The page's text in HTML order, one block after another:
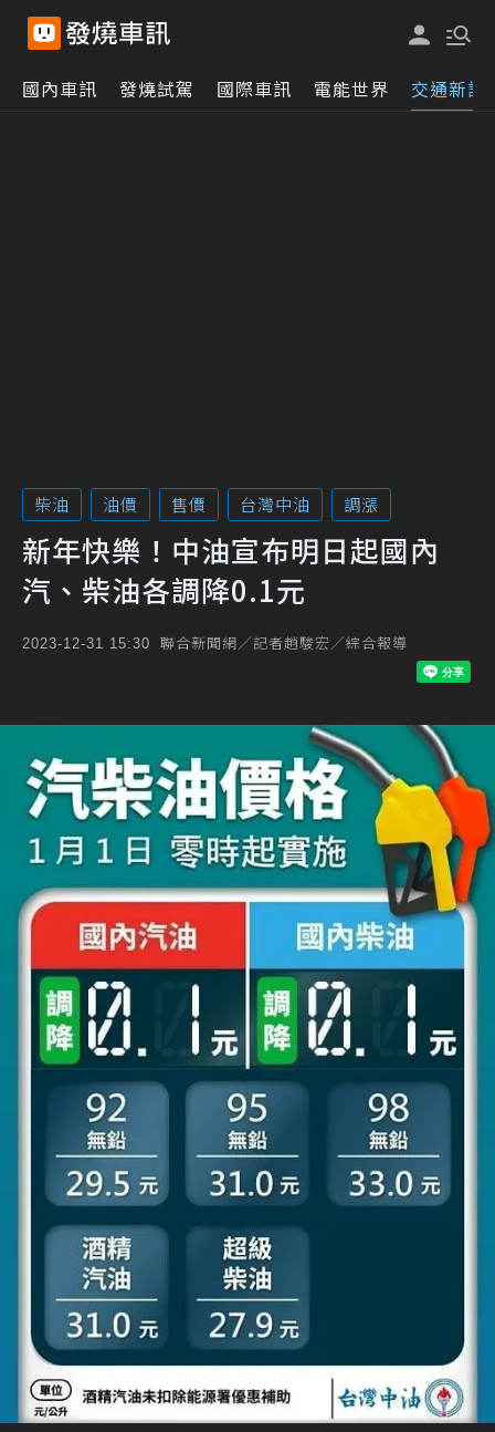
國內車訊 發燒試駕 國際車訊 電能世界 交通新訊
柴油 油價 售價 台灣中油 調漲
新年快樂！中油宣布明日起國內
汽、柴油各調降0.1元
2023-12-31 15:30 聯合新聞網／記者趙駿宏／綜合報導